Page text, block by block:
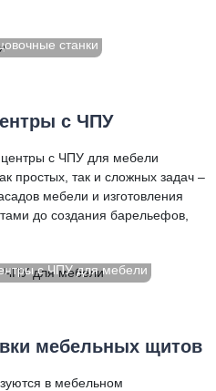
станки
с ЧПУ
с ЧПУ для мебели
простых, так и сложных задач –
мебели и изготовления
до создания барельефов,
с ЧПУ для мебели
мебельных щитов
в мебельном